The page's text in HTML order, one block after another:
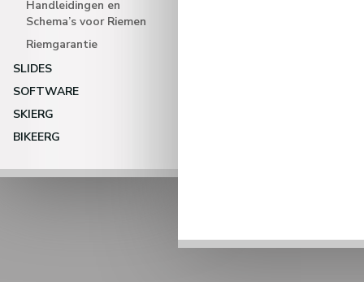
Handleidingen en
Schema’s voor Riemen
Riemgarantie
SLIDES
SOFTWARE
SKIERG
BIKEERG